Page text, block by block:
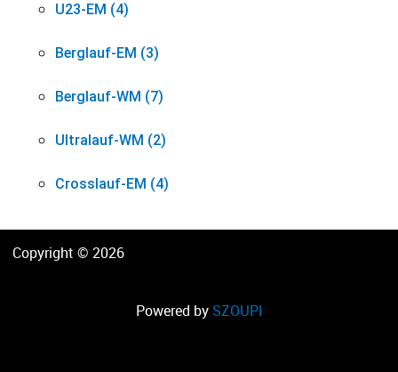
U23-EM (4)
Berglauf-EM (3)
Berglauf-WM (7)
Ultralauf-WM (2)
Crosslauf-EM (4)
Copyright © 2026
Powered by SZOUPI